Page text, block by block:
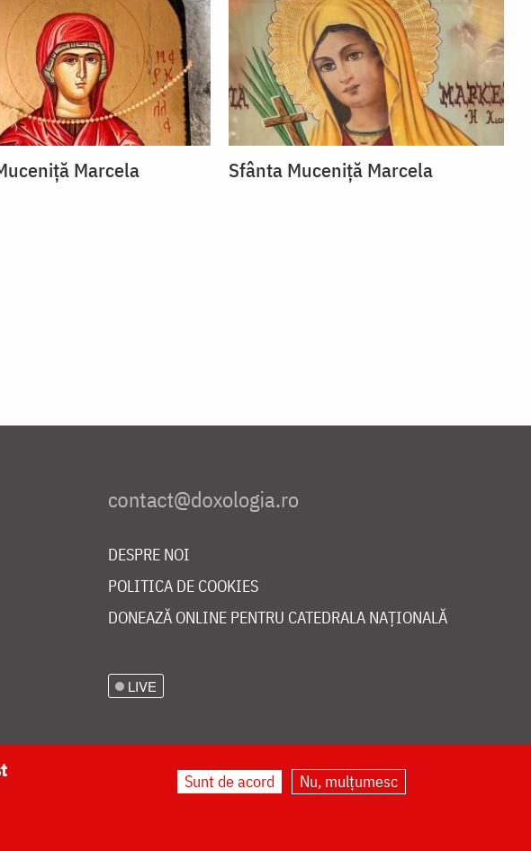
Marcela Sfânta Muceniță Marcela
DESPRE NOI
POLITICA DE COOKIES
DONEAZĂ ONLINE PENTRU CATEDRALA NAȚIONALĂ
LIVE
Sunt de acord Nu, mulțumesc